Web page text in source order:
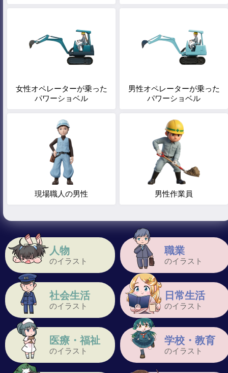
人物
のイラスト
職業
のイラスト
社会生活
のイラスト
日常生活
のイラスト
医療・福祉
のイラスト
学校・教育
のイラスト
女性オペレーターが乗った
パワーショベル
男性オペレーターが乗った
パワーショベル
現場職人の男性 男性作業員